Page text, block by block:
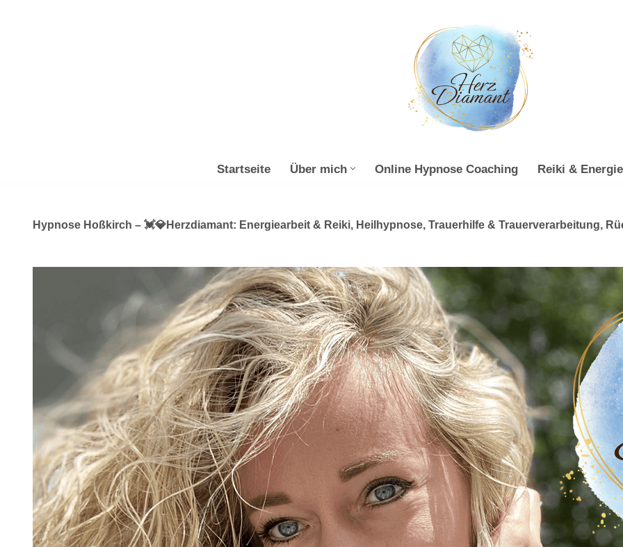
Startseite Über mich Online Hypnose Coaching Reiki &
Hypnose Hoßkirch – 💓️💎Herzdiamant: Energiearbeit & Reiki, Heilhypnose, Trauerhilfe & Trauerverarbeitung,